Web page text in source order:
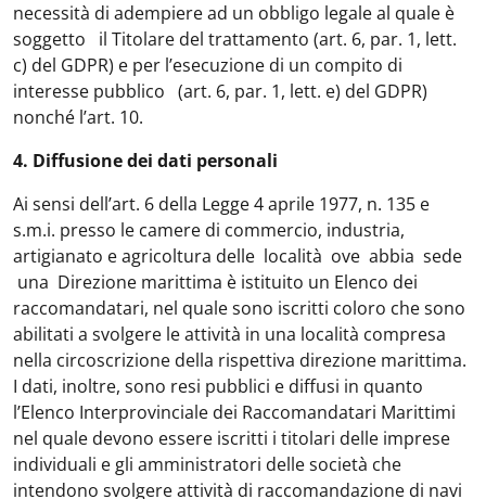
necessità di adempiere ad un obbligo legale al quale è
soggetto il Titolare del trattamento (art. 6, par. 1, lett.
c) del GDPR) e per l’esecuzione di un compito di
interesse pubblico (art. 6, par. 1, lett. e) del GDPR)
nonché l’art. 10.
4. Diffusione dei dati personali
Ai sensi dell’art. 6 della Legge 4 aprile 1977, n. 135 e
s.m.i. presso le camere di commercio, industria,
artigianato e agricoltura delle località ove abbia sede
una Direzione marittima è istituito un Elenco dei
raccomandatari, nel quale sono iscritti coloro che sono
abilitati a svolgere le attività in una località compresa
nella circoscrizione della rispettiva direzione marittima.
I dati, inoltre, sono resi pubblici e diffusi in quanto
l’Elenco Interprovinciale dei Raccomandatari Marittimi
nel quale devono essere iscritti i titolari delle imprese
individuali e gli amministratori delle società che
intendono svolgere attività di raccomandazione di navi